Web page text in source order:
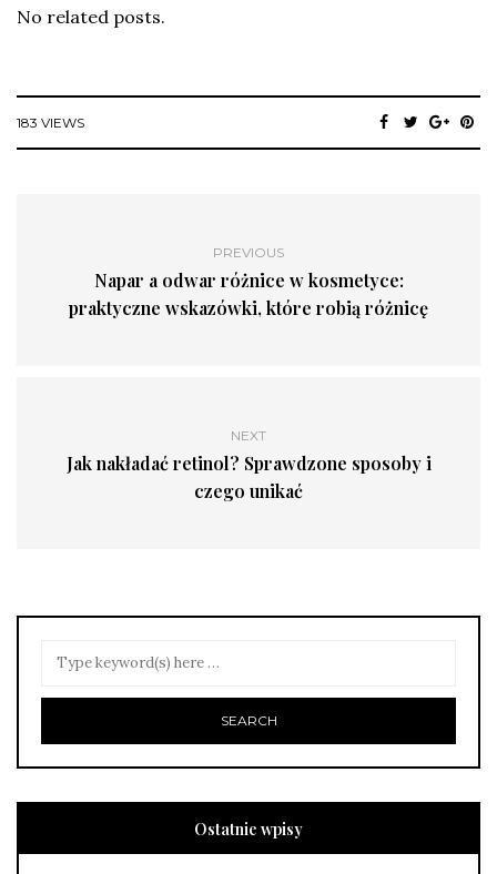
No related posts.
183 VIEWS
PREVIOUS
Napar a odwar różnice w kosmetyce:
praktyczne wskazówki, które robią różnicę
NEXT
Jak nakładać retinol? Sprawdzone sposoby i
czego unikać
Ostatnie wpisy